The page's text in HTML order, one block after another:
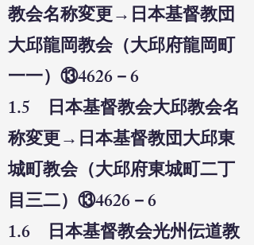
教会名称変更→日本基督教団
大邱龍岡教会（大邱府龍岡町
一一）⑬4626－6
1.5 日本基督教会大邱教会名
称変更→日本基督教団大邱東
城町教会（大邱府東城町二丁
目三二）⑬4626－6
1.6 日本基督教会光州伝道教